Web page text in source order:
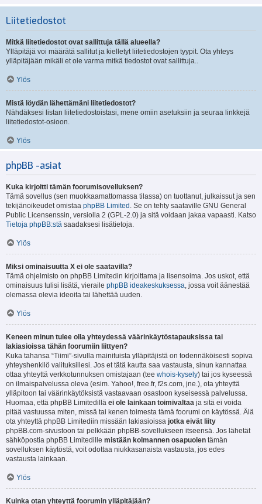
Liitetiedostot
Mitkä liitetiedostot ovat sallittuja tällä alueella?
Ylläpitäjä voi määrätä sallitut ja kielletyt liitetiedostojen tyypit. Ota yhteys
ylläpitäjään mikäli et ole varma mitkä tiedostot ovat sallittuja..
Ylös
Mistä löydän lähettämäni liitetiedostot?
Nähdäksesi listan liitetiedostoistasi, mene omiin asetuksiin ja seuraa linkkejä
liitetiedostot-osioon.
Ylös
phpBB -asiat
Kuka kirjoitti tämän foorumisovelluksen?
Tämä sovellus (sen muokkaamattomassa tilassa) on tuottanut, julkaissut ja sen
tekijänoikeudet omistaa phpBB Limited . Se on tehty saataville GNU General
Public Licensenssin, versiolla 2 (GPL-2.0) ja sitä voidaan jakaa vapaasti. Katso
Tietoja phpBB:stä saadaksesi lisätietoja.
Ylös
Miksi ominaisuutta X ei ole saatavilla?
Tämä ohjelmisto on phpBB Limitedin kirjoittama ja lisensoima. Jos uskot, että
ominaisuus tulisi lisätä, vieraile phpBB ideakeskuksessa, jossa voit äänestää
olemassa olevia ideoita tai lähettää uuden.
Ylös
Keneen minun tulee olla yhteydessä väärinkäytöstapauksissa tai
lakiasioissa tähän foorumiin liittyen?
Kuka tahansa “Tiimi”-sivulla mainituista ylläpitäjistä on todennäköisesti sopiva
yhteyshenkilö valituksillesi. Jos et tätä kautta saa vastausta, sinun kannattaa
ottaa yhteyttä verkkotunnuksen omistajaan (tee whois-kysely) tai jos kyseessä
on ilmaispalvelussa oleva (esim. Yahoo!, free.fr, f2s.com, jne.), ota yhteyttä
ylläpitoon tai väärinkäytöksistä vastaavaan osastoon kyseisessä palvelussa.
Huomaa, että phpBB Limitedillä ei ole lainkaan toimivaltaa ja sitä ei voida
pitää vastuussa miten, missä tai kenen toimesta tämä foorumi on käytössä. Älä
ota yhteyttä phpBB Limitediin missään lakiasioissa jotka eivät liity
phpBB.com-sivustoon tai pelkkään phpBB-sovellukseen itseensä. Jos lähetät
sähköpostia phpBB Limitedille mistään kolmannen osapuolen tämän
sovelluksen käytöstä, voit odottaa niukkasanaista vastausta, jos edes
vastausta lainkaan.
Ylös
Kuinka otan yhteyttä foorumin ylläpitäjään?